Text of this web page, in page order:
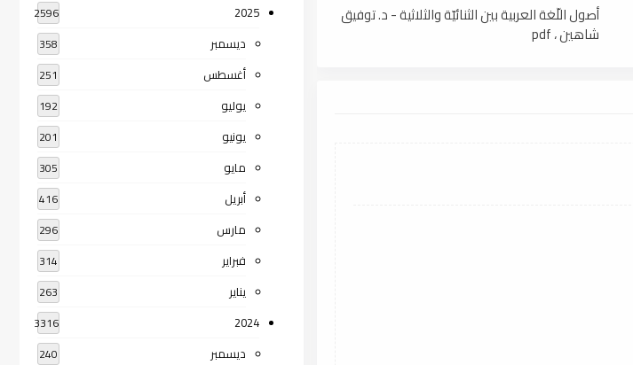
أصول اللّغة العربية بين الثنائيّة والثلاثية - د. توفيق
شاهين ، pdf
2025
2596
ديسمبر 358
أغسطس 251
يوليو 192
يونيو 201
مايو 305
أبريل 416
مارس 296
فبراير 314
يناير 263
2024
3316
ديسمبر 240